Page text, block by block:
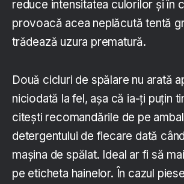
reduce intensitatea culorilor și în
provoacă acea neplăcută tentă
trădează uzura prematură.
Două cicluri de spălare nu arată
niciodată la fel, așa că ia-ți puțin
citești recomandările de pe
detergentului de fiecare dată
mașina de spălat. Ideal ar fi să
pe eticheta hainelor. În cazul